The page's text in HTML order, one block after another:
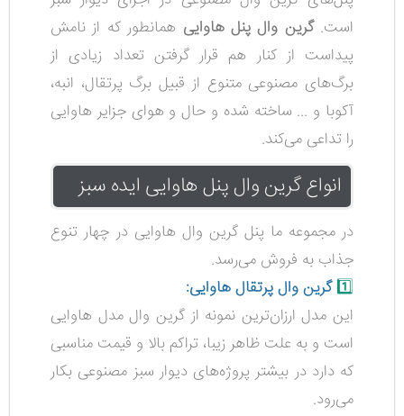
است.گرین وال پنل هاوایی همانطور که از نامش
پیداست از کنار هم قرار گرفتن تعداد زیادی از
برگ‌های مصنوعی متنوع از قبیل برگ پرتقال، انبه،
آکوبا و ... ساخته شده و حال و هوای جزایر هاوایی
را تداعی می‌کند.
انواع گرین وال پنل هاوایی ایده سبز
در مجموعه ما پنل گرین وال هاوایی در چهار تنوع
جذاب به فروش می‌رسد.
1️⃣گرین وال پرتقال هاوایی:
این مدل ارزان‌ترین نمونه از گرین وال مدل هاوایی
است و به علت ظاهر زیبا، تراکم بالا و قیمت مناسبی
که دارد در بیشتر پروژه‌های دیوار سبز مصنوعی بکار
می‌رود.